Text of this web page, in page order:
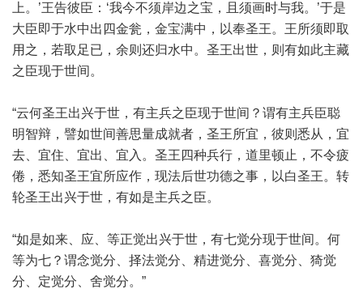
上。’王告彼臣：‘我今不须岸边之宝，且须画时与我。’于是
大臣即于水中出四金瓮，金宝满中，以奉圣王。王所须即取
用之，若取足已，余则还归水中。圣王出世，则有如此主藏
之臣现于世间。
“云何圣王出兴于世，有主兵之臣现于世间？谓有主兵臣聪
明智辩，譬如世间善思量成就者，圣王所宜，彼则悉从，宜
去、宜住、宜出、宜入。圣王四种兵行，道里顿止，不令疲
倦，悉知圣王宜所应作，现法后世功德之事，以白圣王。转
轮圣王出兴于世，有如是主兵之臣。
“如是如来、应、等正觉出兴于世，有七觉分现于世间。何
等为七？谓念觉分、择法觉分、精进觉分、喜觉分、猗觉
分、定觉分、舍觉分。”